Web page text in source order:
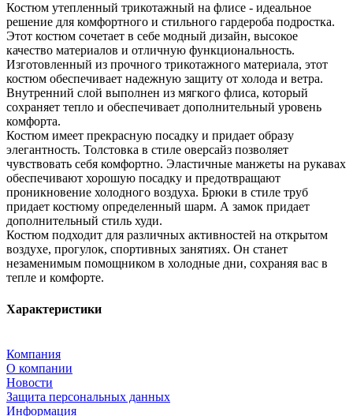
Костюм утепленный трикотажный на флисе - идеальное
решение для комфортного и стильного гардероба подростка.
Этот костюм сочетает в себе модный дизайн, высокое
качество материалов и отличную функциональность.
Изготовленный из прочного трикотажного материала, этот
костюм обеспечивает надежную защиту от холода и ветра.
Внутренний слой выполнен из мягкого флиса, который
сохраняет тепло и обеспечивает дополнительный уровень
комфорта.
Костюм имеет прекрасную посадку и придает образу
элегантность. Толстовка в стиле оверсайз позволяет
чувствовать себя комфортно. Эластичные манжеты на рукавах
обеспечивают хорошую посадку и предотвращают
проникновение холодного воздуха. Брюки в стиле труб
придает костюму определенный шарм. А замок придает
дополнительный стиль худи.
Костюм подходит для различных активностей на открытом
воздухе, прогулок, спортивных занятиях. Он станет
незаменимым помощником в холодные дни, сохраняя вас в
тепле и комфорте.
Характеристики
Компания
О компании
Новости
Защита персональных данных
Информация